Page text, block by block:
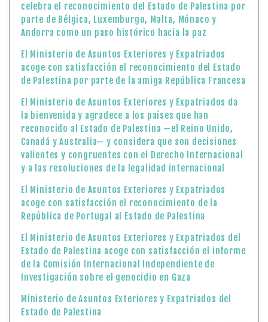
celebra el reconocimiento del Estado de Palestina por
parte de Bélgica, Luxemburgo, Malta, Mónaco y
Andorra como un paso histórico hacia la paz
El Ministerio de Asuntos Exteriores y Expatriados
acoge con satisfacción el reconocimiento del Estado
de Palestina por parte de la amiga República Francesa
El Ministerio de Asuntos Exteriores y Expatriados da
la bienvenida y agradece a los países que han
reconocido al Estado de Palestina —el Reino Unido,
Canadá y Australia— y considera que son decisiones
valientes y congruentes con el Derecho Internacional
y a las resoluciones de la legalidad internacional
El Ministerio de Asuntos Exteriores y Expatriados
acoge con satisfacción el reconocimiento de la
República de Portugal al Estado de Palestina
El Ministerio de Asuntos Exteriores y Expatriados del
Estado de Palestina acoge con satisfacción el informe
de la Comisión Internacional Independiente de
Investigación sobre el genocidio en Gaza
Ministerio de Asuntos Exteriores y Expatriados del
Estado de Palestina